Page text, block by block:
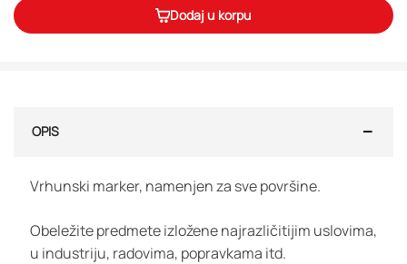
Dodaj u korpu
OPIS
Vrhunski marker, namenjen za sve površine.
Obeležite predmete izložene najrazličitijim uslovima,
u industriju, radovima, popravkama itd.